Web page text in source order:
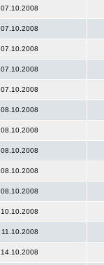
07.10.2008
07.10.2008
07.10.2008
07.10.2008
07.10.2008
08.10.2008
08.10.2008
08.10.2008
08.10.2008
08.10.2008
10.10.2008
11.10.2008
14.10.2008